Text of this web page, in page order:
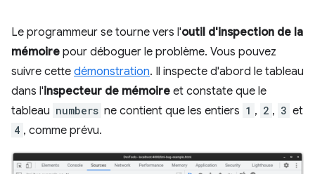
Le programmeur se tourne vers l'outil d'inspection de la
mémoire pour déboguer le problème. Vous pouvez
suivre cette démonstration. Il inspecte d'abord le tableau
dans l'inspecteur de mémoire et constate que le
tableau numbers ne contient que les entiers 1 , 2 , 3 et
4 , comme prévu.